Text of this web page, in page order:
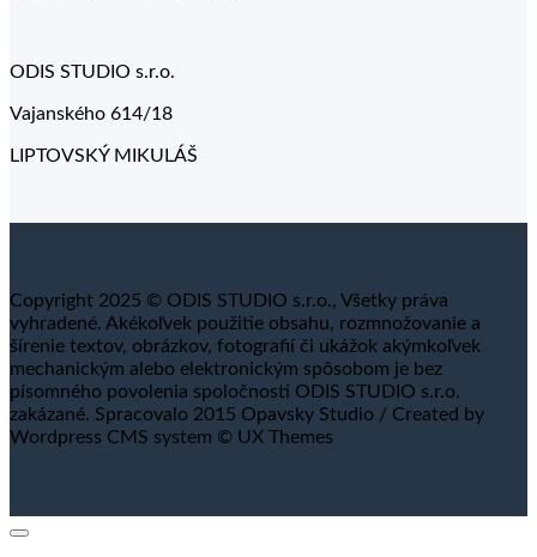
ODIS STUDIO s.r.o.
Vajanského 614/18
LIPTOVSKÝ MIKULÁŠ
Copyright 2025 © ODIS STUDIO s.r.o., Všetky práva
vyhradené. Akékoľvek použitie obsahu, rozmnožovanie a
šírenie textov, obrázkov, fotografií či ukážok akýmkoľvek
mechanickým alebo elektronickým spôsobom je bez
písomného povolenia spoločnosti ODIS STUDIO s.r.o.
zakázané. Spracovalo 2015 Opavsky Studio / Created by
Wordpress CMS system © UX Themes